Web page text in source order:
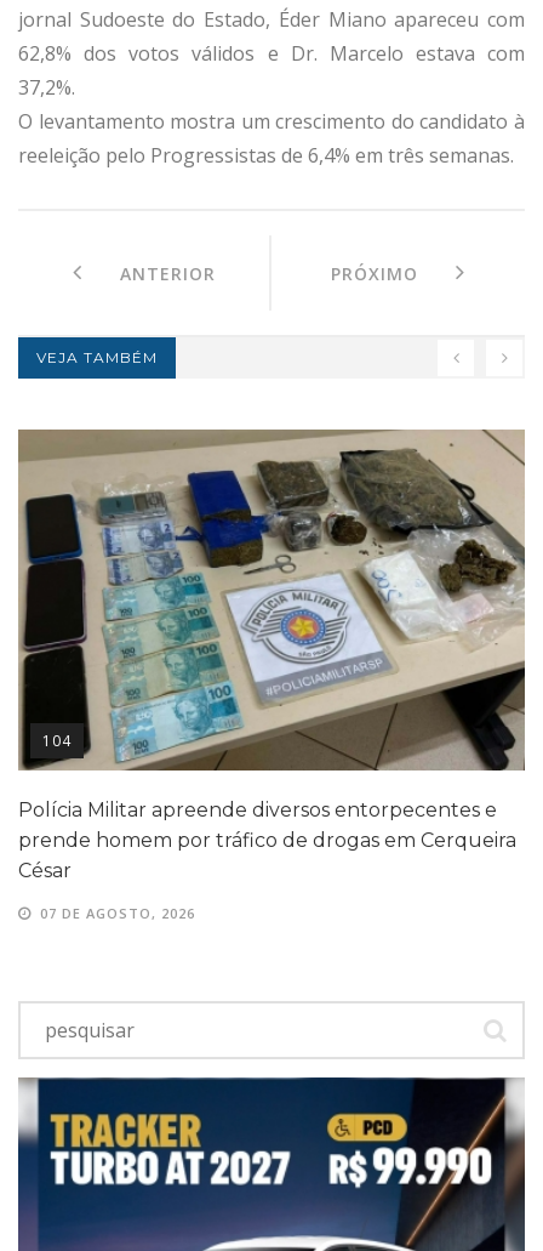
jornal Sudoeste do Estado, Éder Miano apareceu com
62,8% dos votos válidos e Dr. Marcelo estava com
37,2%.
O levantamento mostra um crescimento do candidato à
reeleição pelo Progressistas de 6,4% em três semanas.
ANTERIOR PRÓXIMO
VEJA TAMBÉM
104
Polícia Militar apreende diversos entorpecentes e
prende homem por tráfico de drogas em Cerqueira
César
07 DE AGOSTO, 2026